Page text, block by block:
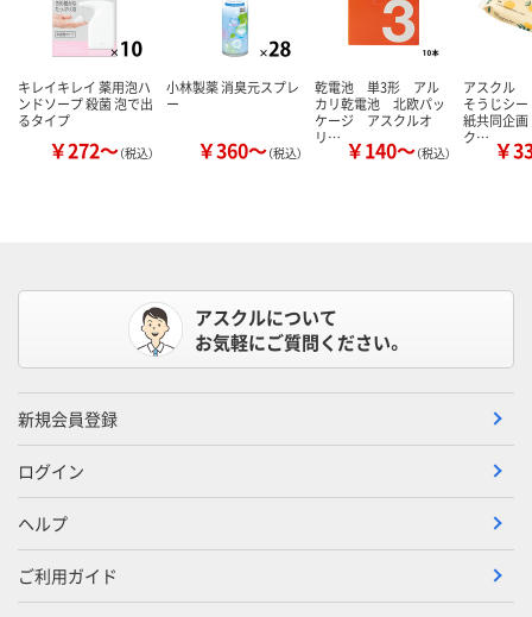
キレイキレイ 薬用泡ハ
ンドソープ 殺菌 泡で出
るタイプ
￥272～（税込）
小林製薬 消臭元スプレ
ー
￥360～（税込）
乾電池 単3形 アル
カリ乾電池 北欧パッ
ケージ アスクルオ
リ… ￥140～（税込）
アスクル
そうじシ
紙共同企
ク… ￥
アスクルについて
お気軽にご質問ください。
新規会員登録
ログイン
ヘルプ
ご利用ガイド